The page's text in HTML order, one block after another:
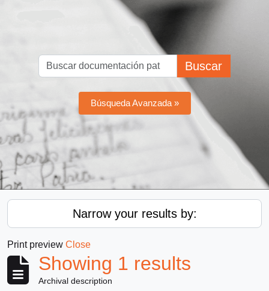
Buscar
Búsqueda Avanzada »
Narrow your results by:
Print preview Close
Showing 1 results
Archival description